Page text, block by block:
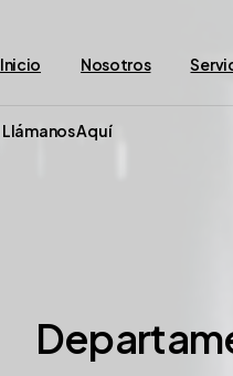
Inicio Nosotros
Llámanos Aquí